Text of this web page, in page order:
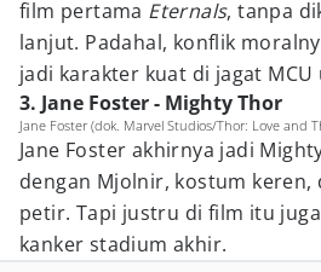
film pertama Eternals, tanpa
lanjut. Padahal, konflik
jadi karakter kuat di jagat MCU
3. Jane Foster - Mighty Thor
Jane Foster (dok. Marvel Studios/Thor: Love and
Jane Foster akhirnya jadi
dengan Mjolnir, kostum keren,
petir. Tapi justru di film itu
kanker stadium akhir.